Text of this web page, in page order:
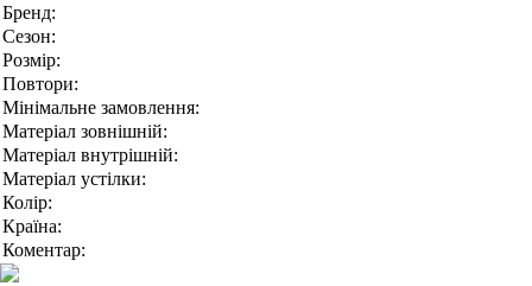
Бренд:
Сезон:
Розмір:
Повтори:
Мінімальне замовлення:
Матеріал зовнішній:
Матеріал внутрішній:
Матеріал устілки:
Колір:
Країна:
Коментар: